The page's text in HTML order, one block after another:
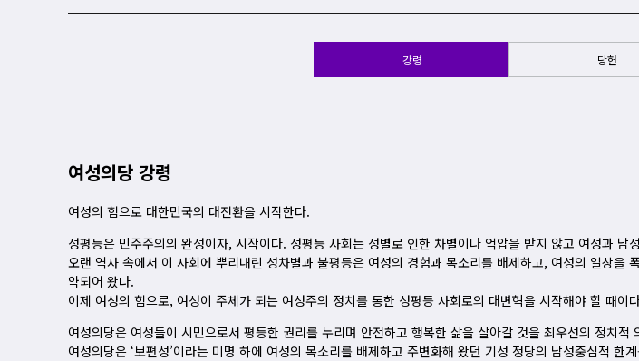
강령 당헌
여성의당 강령
여성의 힘으로 대한민국의 대전환을 시작한다.
성평등은 민주주의의 완성이자, 시작이다. 성평등 사회는 성별로 인한 차별이나 억압을 받지 않고 여성과
오랜 역사 속에서 이 사회에 뿌리내린 성차별과 불평등은 여성의 경험과 목소리를 배제하고, 여성의 일상
약되어 왔다.
이제 여성의 힘으로, 여성이 주체가 되는 여성주의 정치를 통한 성평등 사회로의 대변혁을 시작해야 할 때이
여성의당은 여성들이 시민으로서 평등한 권리를 누리며 안전하고 행복한 삶을 살아갈 것을 최우선의 정치
여성의당은 ‘보편성’이라는 미명 하에 여성의 목소리를 배제하고 주변화해 왔던 기성 정당의 남성중심적 한